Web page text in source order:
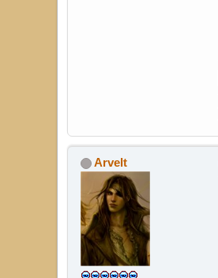
Arvelt